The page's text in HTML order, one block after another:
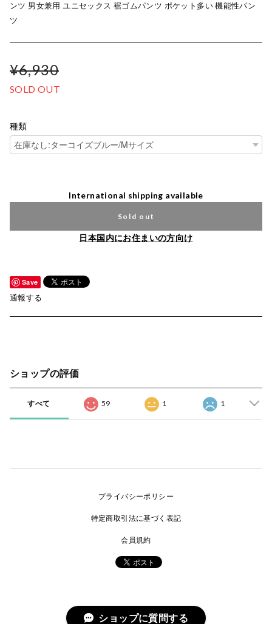
ンツ 男女兼用 ユニセックス 裾ゴムパンツ ポケット多い 機能性パン
ツ
¥6,930
SOLD OUT
種類
International shipping available
Sold out
日本国内にお住まいの方向け
Save
通報する
ショップの評価
すべて 59 1 1
プライバシーポリシー
特定商取引法に基づく表記
会員規約
ショップに質問する